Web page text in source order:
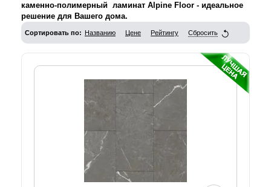
каменно-полимерный ламинат Alpine Floor - идеальное
решение для Вашего дома.
Сортировать по: Названию Цене Рейтингу Сбросить